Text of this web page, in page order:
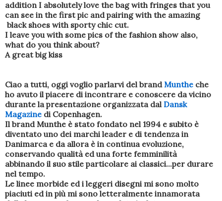
addition I absolutely love the bag with fringes that you
can see in the first pic and pairing with the amazing
black shoes with sporty chic cut.
I leave you with some pics of the fashion show also,
what do you think about?
A great big kiss
Ciao a tutti, oggi voglio parlarvi del brandMunthe che
ho avuto il piacere di incontrare e conoscere da vicino
durante la presentazione organizzata dalDansk
Magazine di Copenhagen.
Il brand Munthe è stato fondato nel 1994 e subito è
diventato uno dei marchi leader e di tendenza in
Danimarca e da allora è in continua evoluzione,
conservando qualità ed una forte femminilità
abbinando il suo stile particolare ai classici...per durare
nel tempo.
Le linee morbide ed i leggeri disegni mi sono molto
piaciuti ed in più mi sono letteralmente innamorata